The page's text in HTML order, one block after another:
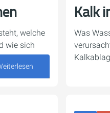
welche
wie sich
Kalk
Was